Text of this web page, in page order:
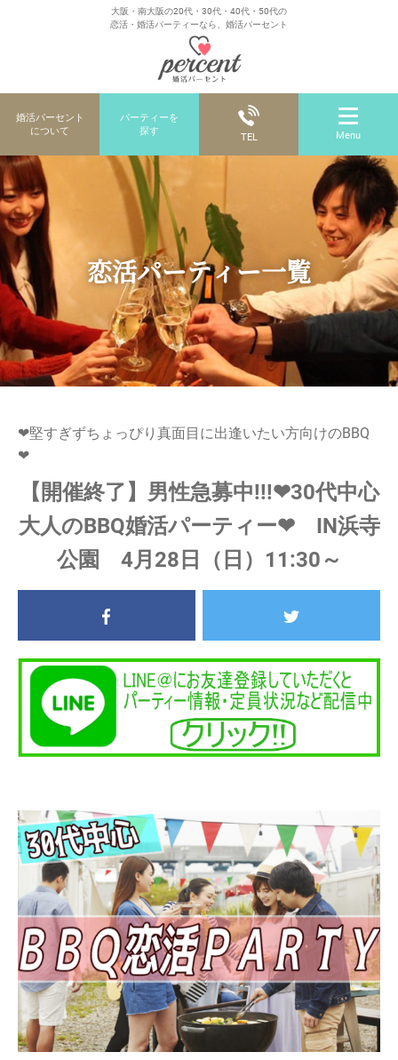
大阪・南大阪の20代・30代・40代・50代の
恋活・婚活パーティーなら、婚活パーセント
婚活パーセント
について
パーティーを
探す
TEL Menu
恋活パーティー一覧
❤堅すぎずちょっぴり真面目に出逢いたい方向けのBBQ
❤
【開催終了】男性急募中!!!❤30代中心
大人のBBQ婚活パーティー❤ IN浜寺
公園 4月28日（日）11:30～